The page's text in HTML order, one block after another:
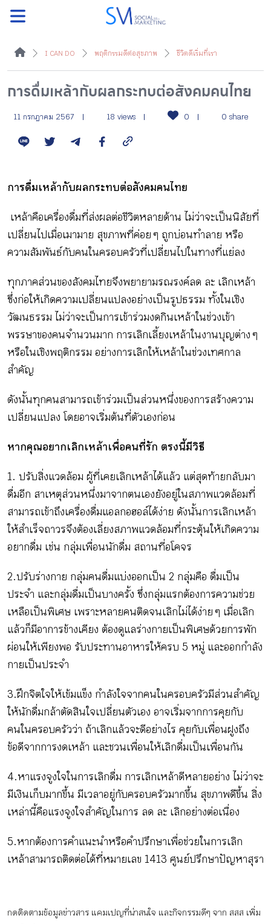
ค้นหา
หน้าแรกแคมเปญ
สื่อของแคมเปญ
กิจกรรม
หัวข้อที่เราแนะนำ
เข้าสู่ระบบ/สมัครสมาชิก
EN
I CAN DO พฤติกรรมดีต่อสุขภาพ ชีวิตดีเริ่มที่เรา
การดื่มเหล้ากับผลกระทบต่อสังคมคนไทย
11 กรกฎาคม 2567 18 views 0 0 share
การดื่มเหล้ากับผลกระทบต่อสังคมคนไทย
เหล้าคือเครื่องดื่มที่ส่งผลต่อชีวิตหลายด้าน ไม่ว่าจะเป็นนิสัยที่
เปลี่ยนไปเมื่อเมามาย สุขภาพที่ค่อย ๆ ถูกบ่อนทำลาย หรือ
ความสัมพันธ์กับคนในครอบครัวที่เปลี่ยนไปในทางที่แย่ลง
ทุกภาคส่วนของสังคมไทยจึงพยายามรณรงค์ลด ละ เลิกเหล้า
ซึ่งก่อให้เกิดความเปลี่ยนแปลงอย่างเป็นรูปธรรม ทั้งในเชิง
วัฒนธรรม ไม่ว่าจะเป็นการเข้าร่วมงดกินเหล้าในช่วงเข้า
พรรษาของคนจำนวนมาก การเลิกเลี้ยงเหล้าในงานบุญต่าง ๆ
หรือในเชิงพฤติกรรม อย่างการเลิกให้เหล้าในช่วงเทศกาล
สำคัญ
ดังนั้นทุกคนสามารถเข้าร่วมเป็นส่วนหนึ่งของการสร้างความ
เปลี่ยนแปลง โดยอาจเริ่มต้นที่ตัวเองก่อน
หากคุณอยากเลิกเหล้าเพื่อคนที่รัก ตรงนี้มีวิธี
1. ปรับสิ่งแวดล้อม ผู้ที่เคยเลิกเหล้าได้แล้ว แต่สุดท้ายกลับมา
ดื่มอีก สาเหตุส่วนหนึ่งมาจากตนเองยังอยู่ในสภาพแวดล้อมที่
สามารถเข้าถึงเครื่องดื่มแอลกอฮอล์ได้ง่าย ดังนั้นการเลิกเหล้า
ให้สำเร็จถาวรจึงต้องเลี่ยงสภาพแวดล้อมที่กระตุ้นให้เกิดความ
อยากดื่ม เช่น กลุ่มเพื่อนนักดื่ม สถานที่อโคจร
2.ปรับร่างกาย กลุ่มคนดื่มแบ่งออกเป็น 2 กลุ่มคือ ดื่มเป็น
ประจำ และกลุ่มดื่มเป็นบางครั้ง ซึ่งกลุ่มแรกต้องการความช่วย
เหลือเป็นพิเศษ เพราะหลายคนติดจนเลิกไม่ได้ง่าย ๆ เมื่อเลิก
แล้วก็มีอาการข้างเคียง ต้องดูแลร่างกายเป็นพิเศษด้วยการพัก
ผ่อนให้เพียงพอ รับประทานอาหารให้ครบ 5 หมู่ และออกกำลัง
กายเป็นประจำ
3.ฝึกจิตใจให้เข้มแข็ง กำลังใจจากคนในครอบครัวมีส่วนสำคัญ
ให้นักดื่มกล้าตัดสินใจเปลี่ยนตัวเอง อาจเริ่มจากการคุยกับ
คนในครอบครัวว่า ถ้าเลิกแล้วจะดีอย่างไร คุยกับเพื่อนฝูงถึง
ข้อดีจากการงดเหล้า และชวนเพื่อนให้เลิกดื่มเป็นเพื่อนกัน
4.หาแรงจูงใจในการเลิกดื่ม การเลิกเหล้าดีหลายอย่าง ไม่ว่าจะ
มีเงินเก็บมากขึ้น มีเวลาอยู่กับครอบครัวมากขึ้น สุขภาพดีขึ้น สิ่ง
เหล่านี้คือแรงจูงใจสำคัญในการ ลด ละ เลิกอย่างต่อเนื่อง
5.หากต้องการคำแนะนำหรือคำปรึกษาเพื่อช่วยในการเลิก
เหล้าสามารถติดต่อได้ที่หมายเลข 1413 ศูนย์ปรึกษาปัญหาสุรา
กดติดตามข้อมูลข่าวสาร แคมเปญที่น่าสนใจ และกิจกรรมดีๆ จาก สสส เพิ่ม